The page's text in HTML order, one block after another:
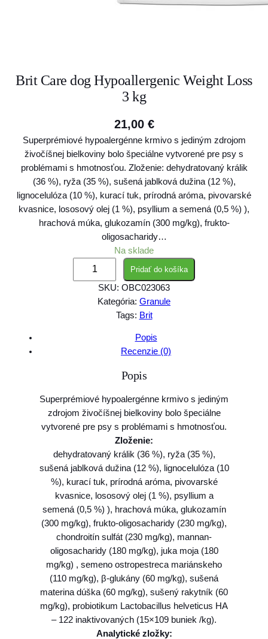
Brit Care dog Hypoallergenic Weight Loss
3 kg
21,00 €
Superprémiové hypoalergénne krmivo s jediným zdrojom
živočíšnej bielkoviny bolo špeciálne vytvorené pre psy s
problémami s hmotnosťou. Zloženie: dehydratovaný králik
(36 %), ryža (35 %), sušená jablková dužina (12 %),
lignocelulóza (10 %), kurací tuk, prírodná aróma, pivovarské
kvasnice, lososový olej (1 %), psyllium a semená (0,5 %) ),
hrachová múka, glukozamín (300 mg/kg), frukto-
oligosacharidy…
Na sklade
i
t
C
r
e
d
o
g
H
y
p
o
a
l
l
e
Pridať do košíka
SKU: OBC023063
Kategória: Granule
Tags: Brit
Popis
Recenzie (0)
Popis
Superprémiové hypoalergénne krmivo s jediným
zdrojom živočíšnej bielkoviny bolo špeciálne
vytvorené pre psy s problémami s hmotnosťou.
Zloženie:
dehydratovaný králik (36 %), ryža (35 %),
sušená jablková dužina (12 %), lignocelulóza (10
%), kurací tuk, prírodná aróma, pivovarské
kvasnice, lososový olej (1 %), psyllium a
semená (0,5 %) ), hrachová múka, glukozamín
(300 mg/kg), frukto-oligosacharidy (230 mg/kg),
chondroitín sulfát (230 mg/kg), mannan-
oligosacharidy (180 mg/kg), juka moja (180
mg/kg) , semeno ostropestreca mariánskeho
(110 mg/kg), β-glukány (60 mg/kg), sušená
materina dúška (60 mg/kg), sušený rakytník (60
mg/kg), probiotikum Lactobacillus helveticus HA
– 122 inaktivovaných (15×109 buniek /kg).
Analytické zložky: